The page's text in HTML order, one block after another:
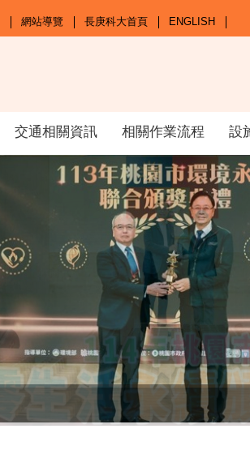
網站導覽 長庚科大首頁 ENGLISH
交通相關資訊 相關作業流程 設